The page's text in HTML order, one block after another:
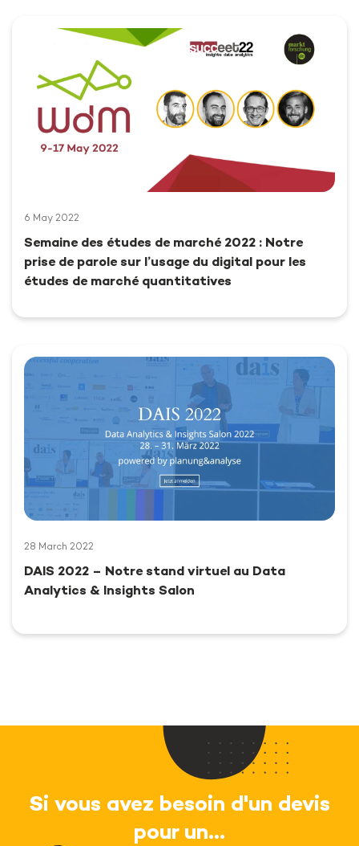
6 May 2022
Semaine des études de marché 2022 : Notre
prise de parole sur l’usage du digital pour les
études de marché quantitatives
28 March 2022
DAIS 2022 – Notre stand virtuel au Data
Analytics & Insights Salon
Si vous avez besoin d'un devis
pour un...